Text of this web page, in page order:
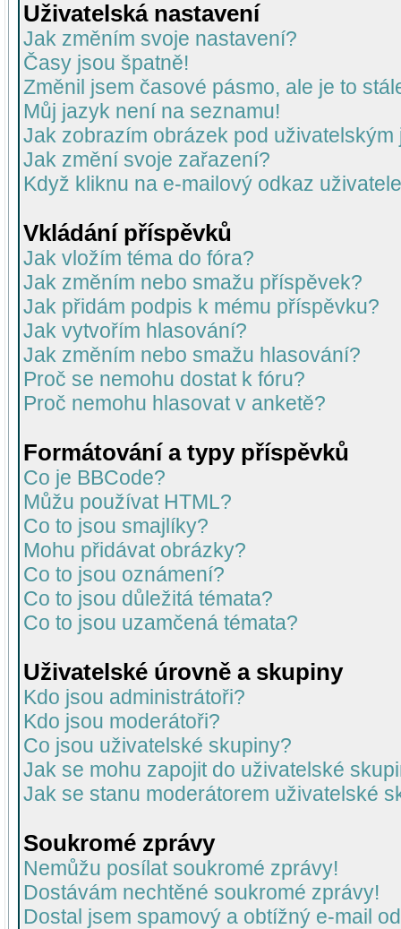
Uživatelská nastavení
Jak změním svoje nastavení?
Časy jsou špatně!
Změnil jsem časové pásmo, ale je to
Můj jazyk není na seznamu!
Jak zobrazím obrázek pod uživatelským
Jak změní svoje zařazení?
Když kliknu na e-mailový odkaz
Vkládání příspěvků
Jak vložím téma do fóra?
Jak změním nebo smažu příspěvek?
Jak přidám podpis k mému příspěvku?
Jak vytvořím hlasování?
Jak změním nebo smažu hlasování?
Proč se nemohu dostat k fóru?
Proč nemohu hlasovat v anketě?
Formátování a typy příspěvků
Co je BBCode?
Můžu používat HTML?
Co to jsou smajlíky?
Mohu přidávat obrázky?
Co to jsou oznámení?
Co to jsou důležitá témata?
Co to jsou uzamčená témata?
Uživatelské úrovně a skupiny
Kdo jsou administrátoři?
Kdo jsou moderátoři?
Co jsou uživatelské skupiny?
Jak se mohu zapojit do uživatelské
Jak se stanu moderátorem uživatelské
Soukromé zprávy
Nemůžu posílat soukromé zprávy!
Dostávám nechtěné soukromé zprávy!
Dostal jsem spamový a obtížný e-mail